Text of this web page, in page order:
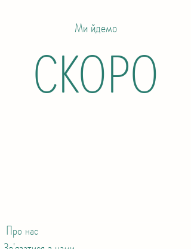
Ми йдемо
СКОРО
Про нас